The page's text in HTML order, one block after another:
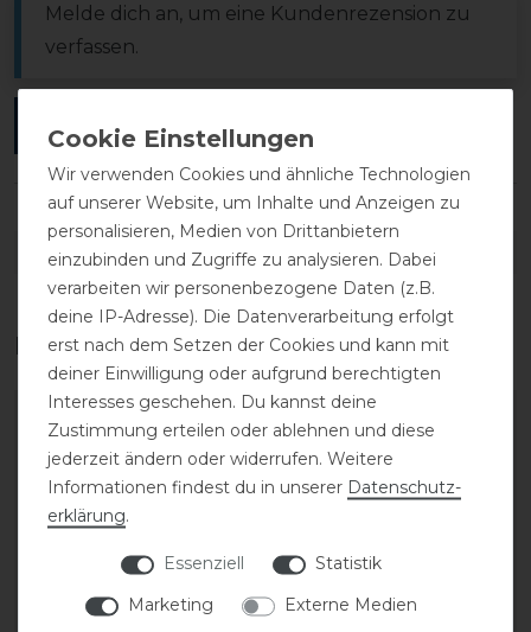
Melde dich an, um eine Kundenrezension zu
verfassen.
ANMELDEN
DETAILS ZUR PRODUKTSICHERHEIT
Das perfekte Zubehör für dich
Wir verwenden Cookies und ähnliche Technologien
auf unserer Website, um Inhalte und Anzeigen zu
personalisieren, Medien von Drittanbietern
einzubinden und Zugriffe zu analysieren. Dabei
verarbeiten wir personenbezogene Daten (z.B.
deine IP-Adresse). Die Datenverarbeitung erfolgt
erst nach dem Setzen der Cookies und kann mit
deiner Einwilligung oder aufgrund berechtigten
Interesses geschehen. Du kannst deine
Zustimmung erteilen oder ablehnen und diese
jederzeit ändern oder widerrufen. Weitere
Informationen findest du in unserer Daten­schutz­
erklärung.
Essenziell
Statistik
Marketing
Externe Medien